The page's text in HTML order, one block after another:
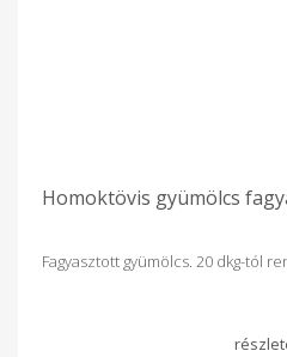
Homoktövis gyümölcs
Fagyasztott gyümölcs. 20 dkg-tól